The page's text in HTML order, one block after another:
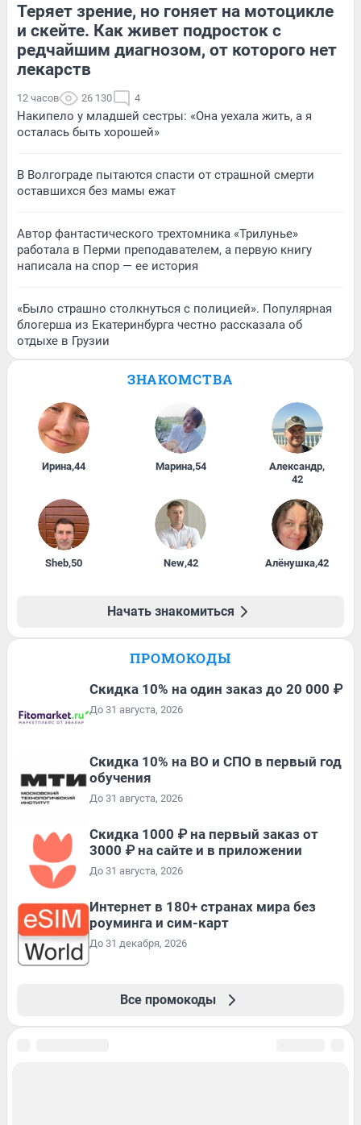
Теряет зрение, но гоняет на мотоцикле
и скейте. Как живет подросток с
редчайшим диагнозом, от которого нет
лекарств
12 часов 26 130 4
Накипело у младшей сестры: «Она уехала жить, а я
осталась быть хорошей»
В Волгограде пытаются спасти от страшной смерти
оставшихся без мамы ежат
Автор фантастического трехтомника «Трилунье»
работала в Перми преподавателем, а первую книгу
написала на спор — ее история
«Было страшно столкнуться с полицией». Популярная
блогерша из Екатеринбурга честно рассказала об
отдыхе в Грузии
ЗНАКОМСТВА
Ирина,44 Марина,54 Александр,
42
Sheb,50 New,42 Алёнушка,42
Начать знакомиться
ПРОМОКОДЫ
Скидка 10% на один заказ до 20 000 ₽
До 31 августа, 2026
Скидка 10% на ВО и СПО в первый год
обучения
До 31 августа, 2026
Скидка 1000 ₽ на первый заказ от
3000 ₽ на сайте и в приложении
До 31 августа, 2026
Интернет в 180+ странах мира без
роуминга и сим-карт
До 31 декабря, 2026
Все промокоды